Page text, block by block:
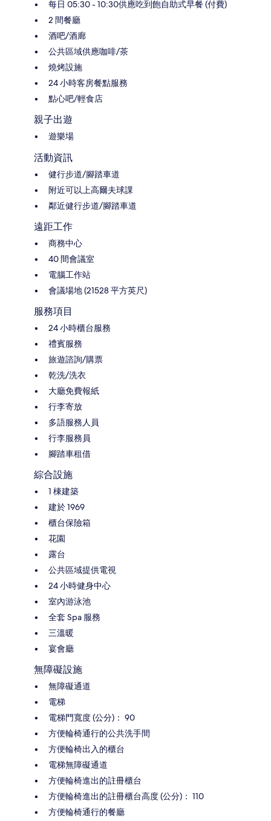
每日 05:30 - 10:30供應吃到飽自助式早餐 (付費)
2 間餐廳
酒吧/酒廊
公共區域供應咖啡/茶
燒烤設施
24 小時客房餐點服務
點心吧/輕食店
親子出遊
遊樂場
活動資訊
健行步道/腳踏車道
附近可以上高爾夫球課
鄰近健行步道/腳踏車道
遠距工作
商務中心
40 間會議室
電腦工作站
會議場地 (21528 平方英尺)
服務項目
24 小時櫃台服務
禮賓服務
旅遊諮詢/購票
乾洗/洗衣
大廳免費報紙
行李寄放
多語服務人員
行李服務員
腳踏車租借
綜合設施
1 棟建築
建於 1969
櫃台保險箱
花園
露台
公共區域提供電視
24 小時健身中心
室內游泳池
全套 Spa 服務
三溫暖
宴會廳
無障礙設施
無障礙通道
電梯
電梯門寬度 (公分)： 90
方便輪椅通行的公共洗手間
方便輪椅出入的櫃台
電梯無障礙通道
方便輪椅進出的註冊櫃台
方便輪椅進出的註冊櫃台高度 (公分)： 110
方便輪椅通行的餐廳